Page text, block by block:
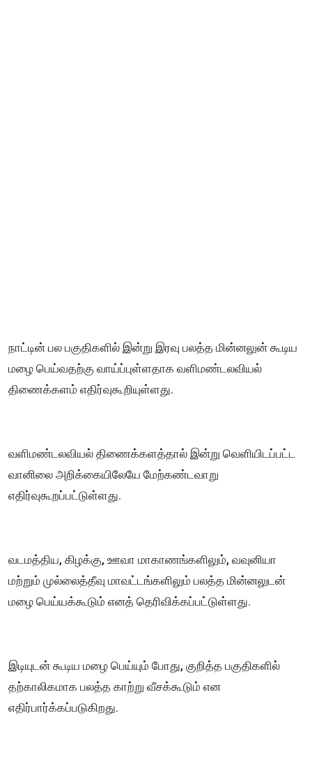
நாட்டின் பல பகுதிகளில் இன்று இரவு பலத்த மின்னலுன் கூடிய
மழை பெய்வதற்கு வாய்ப்புள்ளதாக வளிமண்டலவியல்
திணைக்களம் எதிர்வுகூறியுள்ளது.
வளிமண்டலவியல் திணைக்களத்தால் இன்று வெளியிடப்பட்ட
வானிலை அறிக்கையிலேயே மேற்கண்டவாறு
எதிர்வுகூறப்பட்டுள்ளது.
வடமத்திய, கிழக்கு, ஊவா மாகாணங்களிலும், வவுனியா
மற்றும் முல்லைத்தீவு மாவட்டங்களிலும் பலத்த மின்னலுடன்
மழை பெய்யக்கூடும் எனத் தெரிவிக்கப்பட்டுள்ளது.
இடியுடன் கூடிய மழை பெய்யும் போது, குறித்த பகுதிகளில்
தற்காலிகமாக பலத்த காற்று வீசக்கூடும் என
எதிர்பார்க்கப்படுகிறது.